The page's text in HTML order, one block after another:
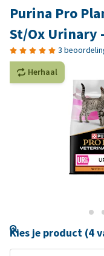
Purina Pro
St/Ox Urinary
3
Herhaal
Kies je product (4